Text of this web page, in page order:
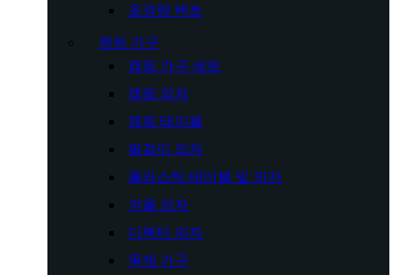
초경량 텐트
캠핑 가구
캠핑 가구 세트
캠핑 의자
캠핑 테이블
팔걸이 의자
플라스틱 테이블 및 의자
겨울 의자
디렉터 의자
목재 가구